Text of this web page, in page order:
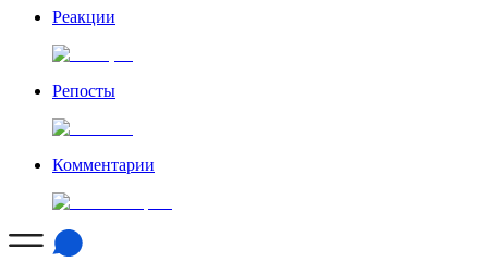
Реакции
Репосты
Комментарии